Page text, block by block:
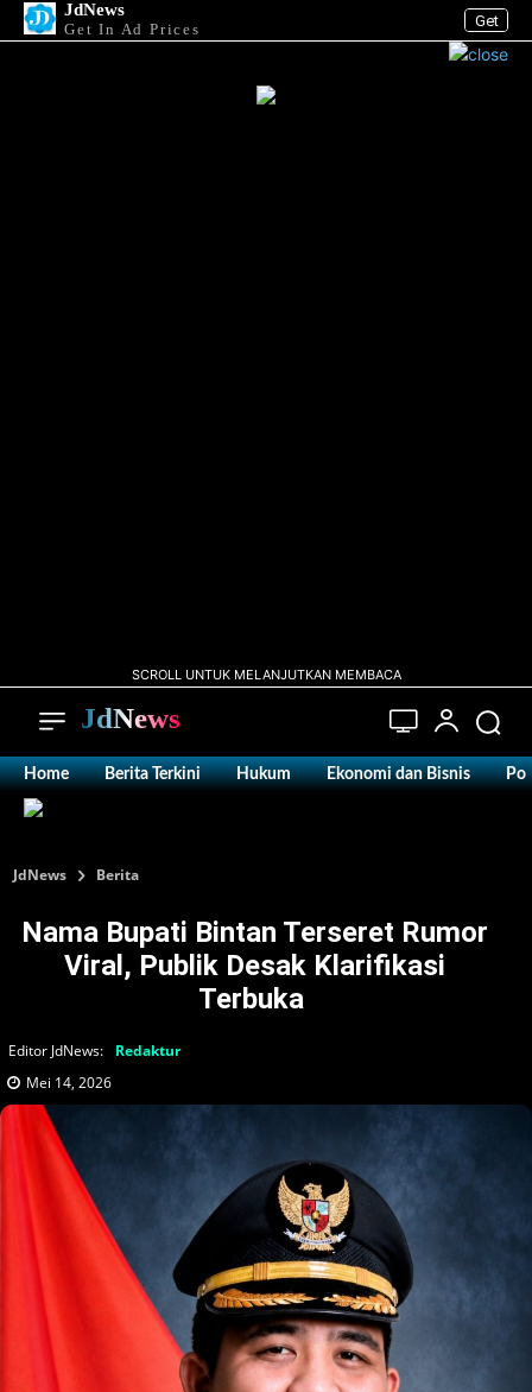
Get
JdNews
Get In Ad Prices
SCROLL UNTUK MELANJUTKAN MEMBACA
JdNews
Home Berita Terkini Hukum Ekonomi dan Bisnis
JdNews Berita
Nama Bupati Bintan Terseret Rumor
Viral, Publik Desak Klarifikasi
Terbuka ‎
Editor JdNews:
Redaktur
Mei 14, 2026